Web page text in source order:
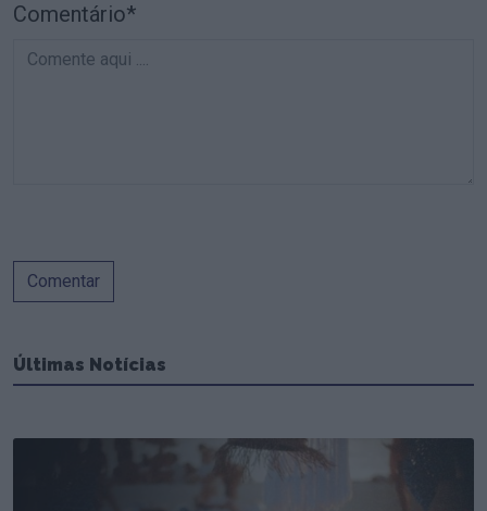
Comentário*
Comentar
Últimas Notícias